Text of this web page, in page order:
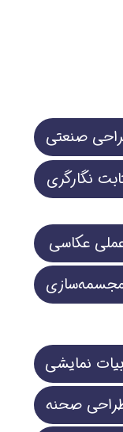
نگارگری
صنعتی
عکاسی
نمایشی
صحنه